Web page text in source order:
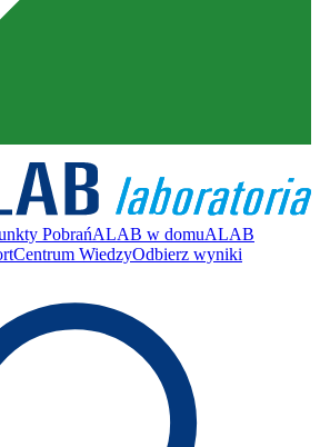
PobrańALAB w domuALAB
Centrum WiedzyOdbierz wyniki